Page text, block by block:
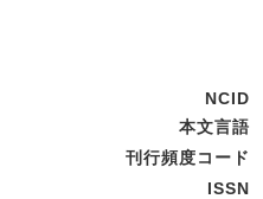
NCID
本文言語
刊行頻度コード
ISSN